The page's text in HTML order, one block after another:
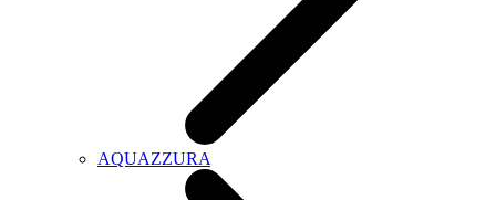
AQUAZZURA